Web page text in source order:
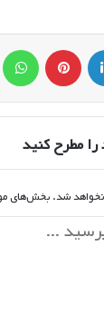
لینکداین پینتریست
مطرح کنید
شد. بخش‌های